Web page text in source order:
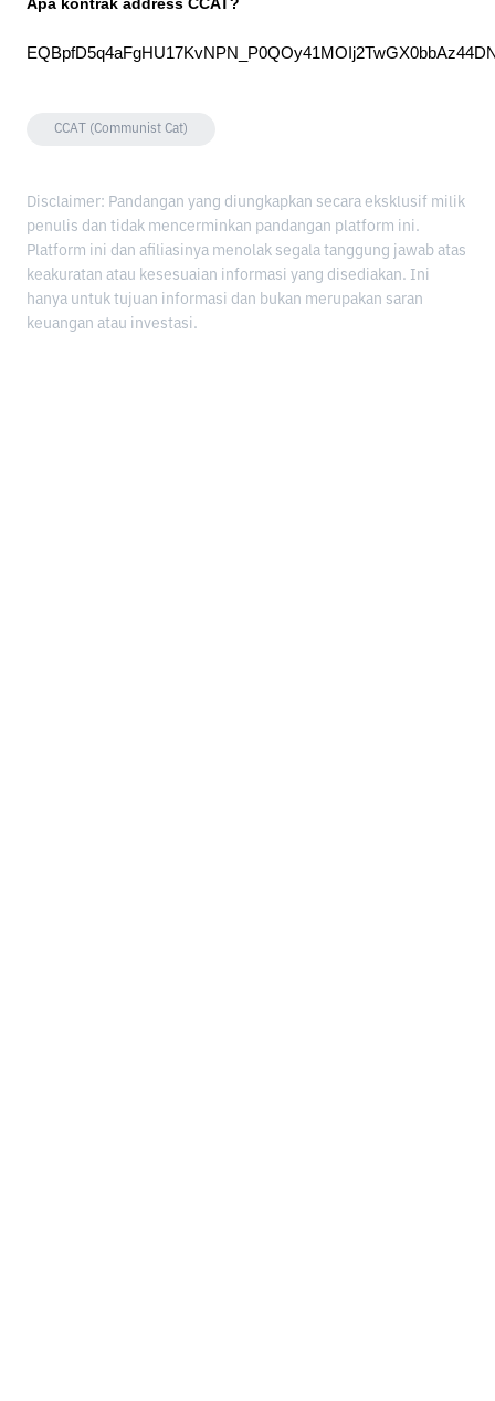
Apa kontrak address CCAT?
CCAT (Communist Cat)
Disclaimer: Pandangan yang diungkapkan secara eksklusif milik
penulis dan tidak mencerminkan pandangan platform ini.
Platform ini dan afiliasinya menolak segala tanggung jawab atas
keakuratan atau kesesuaian informasi yang disediakan. Ini
hanya untuk tujuan informasi dan bukan merupakan saran
keuangan atau investasi.